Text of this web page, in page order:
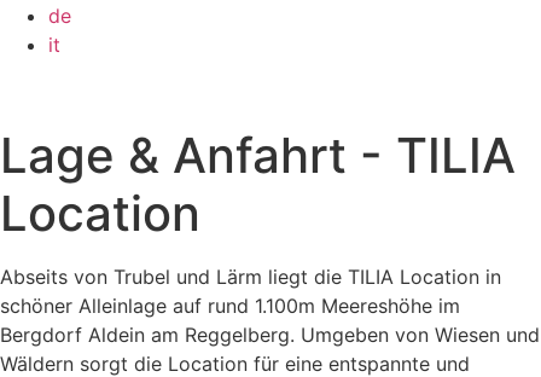
de
it
Lage & Anfahrt - TILIA
Location
Abseits von Trubel und Lärm liegt die TILIA Location in
schöner Alleinlage auf rund 1.100m Meereshöhe im
Bergdorf Aldein am Reggelberg. Umgeben von Wiesen und
Wäldern sorgt die Location für eine entspannte und